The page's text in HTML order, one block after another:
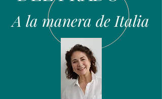
A la manera de Italia